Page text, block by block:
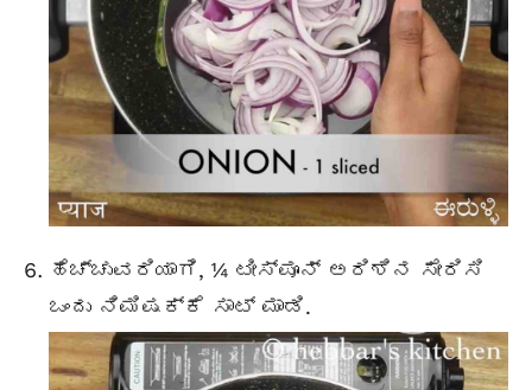
ಹೆಚ್ಚುವರಿಯಾಗಿ, ¼ ಟೀಸ್ಪೂನ್ ಅರಿಶಿನ ಸೇರಿಸಿ
ಒಂದು ನಿಮಿಷಕ್ಕೆ ಸಾಟ್ ಮಾಡಿ.